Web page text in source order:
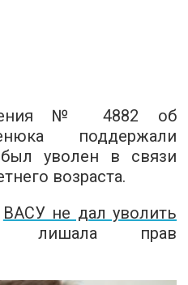
№ 4882 об
поддержали
уволен в связи
возраста.
ВАСУ не дал уволить
лишала прав